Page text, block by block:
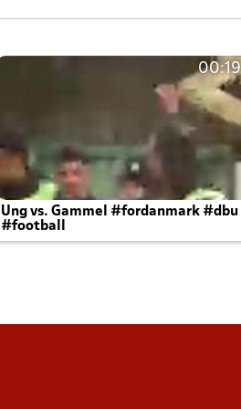
00:19
Ung vs. Gammel #fordanmark #dbu
#football